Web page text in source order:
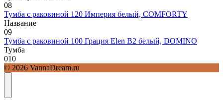
08
Тумба с раковиной 120 Империя белый, COMFORTY
Название
09
Тумба с раковиной 100 Грация Elen В2 белый, DOMINO
Тумба
010
© 2026 VannaDream.ru